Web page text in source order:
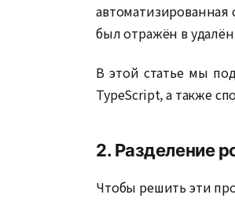
автоматизированная
был отражён в
В этой статье мы
TypeScript, а также
2. Разделение
Чтобы решить эти